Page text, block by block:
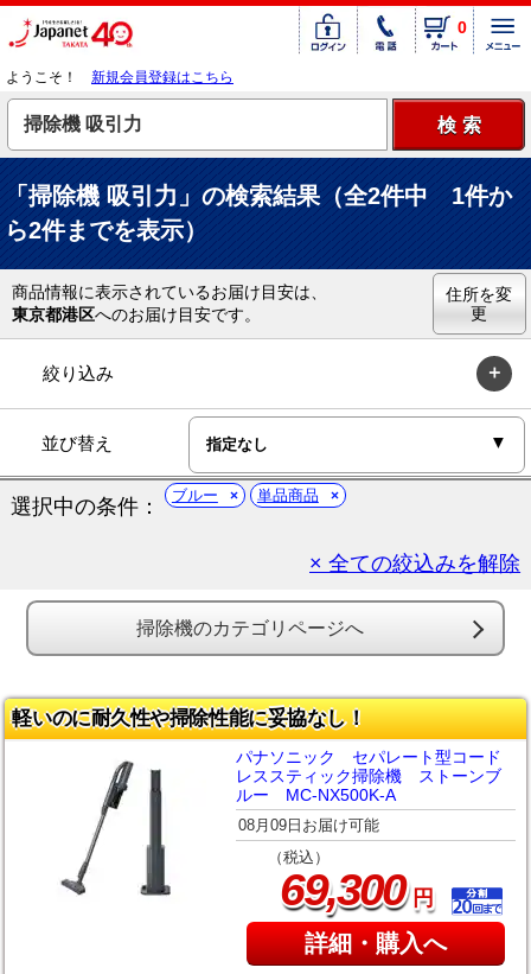
0
ようこそ！ 新規会員登録はこちら
「掃除機 吸引力」の検索結果（全2件中 1件か
ら2件までを表示）
商品情報に表示されているお届け目安は、
東京都港区へのお届け目安です。
住所を変
更
絞り込み
並び替え
選択中の条件： ブルー 単品商品
× 全ての絞込みを解除
掃除機のカテゴリページへ
軽いのに耐久性や掃除性能に妥協なし！
パナソニック セパレート型コード
レススティック掃除機 ストーンブ
ルー MC-NX500K-A
08月09日お届け可能
（税込）
69,300円
詳細・購入へ